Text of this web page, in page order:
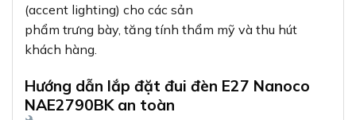
(accent lighting) cho các sản
phẩm trưng bày, tăng tính thẩm mỹ và thu hút
khách hàng.
Hướng dẫn lắp đặt đui đèn E27 Nanoco
NAE2790BK an toàn